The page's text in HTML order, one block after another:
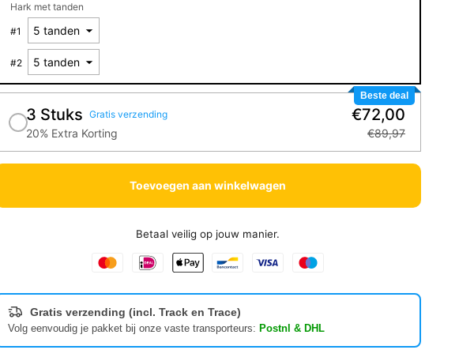
Hark met tanden
#1
#2
Beste deal
3 Stuks Gratis verzending
20% Extra Korting
€72,00
€89,97
Toevoegen aan winkelwagen
Betaal veilig op jouw manier.
Gratis verzending (incl. Track en Trace)
Volg eenvoudig je pakket bij onze vaste transporteurs: Postnl & DHL